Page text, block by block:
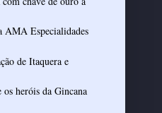
AMA Especialidades
de Itaquera e
heróis da Gincana